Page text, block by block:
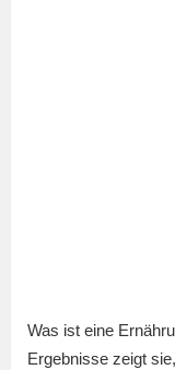
Was ist eine
Ergebnisse zeigt